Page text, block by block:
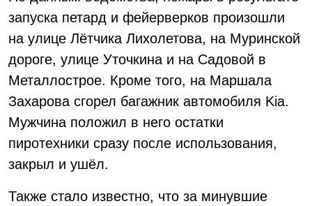
запуска петард и фейерверков произошли
на улице Лётчика Лихолетова, на Муринской
дороге, улице Уточкина и на Садовой в
Металлострое. Кроме того, на Маршала
Захарова сгорел багажник автомобиля Kia.
Мужчина положил в него остатки
пиротехники сразу после использования,
закрыл и ушёл.
Также стало известно, что за минувшие